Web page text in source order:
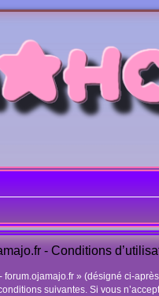
- Conditions
forum.ojamajo.fr » (désigné ci-
suivantes. Si vous